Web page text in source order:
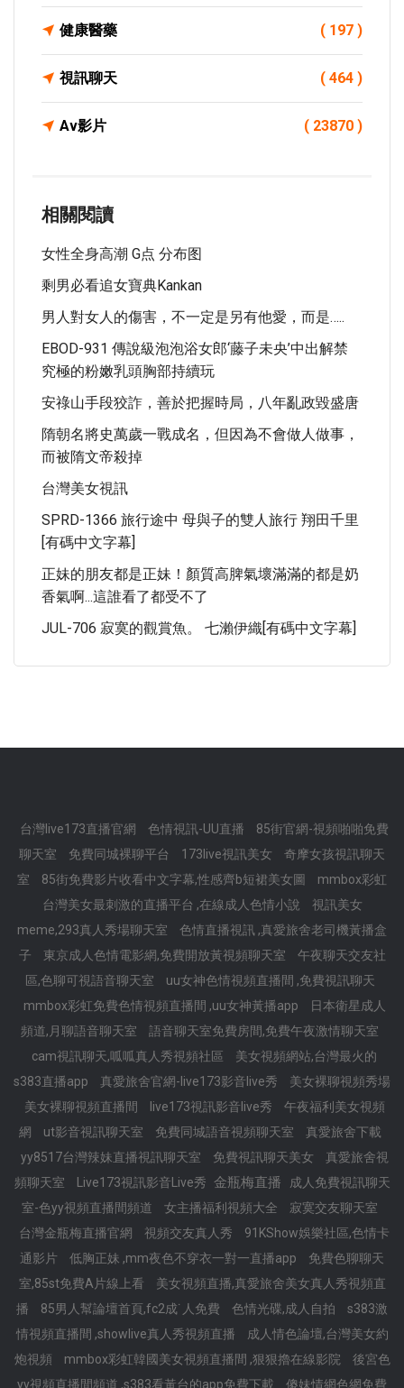
健康醫藥 ( 197 )
視訊聊天 ( 464 )
Av影片 ( 23870 )
相關閱讀
女性全身高潮 G点 分布图
剩男必看追女寶典kankan
男人對女人的傷害，不一定是另有他愛，而是…..
EBOD-931 傳說級泡泡浴女郎‘藤子未央’中出解禁
究極的粉嫩乳頭胸部持續玩
安祿山手段狡詐，善於把握時局，八年亂政毀盛唐
隋朝名將史萬歲一戰成名，但因為不會做人做事，
而被隋文帝殺掉
台灣美女視訊
SPRD-1366 旅行途中 母與子的雙人旅行 翔田千里
[有碼中文字幕]
正妹的朋友都是正妹！顏質高脾氣壞滿滿的都是奶
香氣啊...這誰看了都受不了
JUL-706 寂寞的觀賞魚。 七瀨伊織[有碼中文字幕]
台灣live173直播官網 色情視訊-UU直播
85街官網-視頻啪啪免費
聊天室
免費同城裸聊平台 173live視訊美女
奇摩女孩視訊聊天
室
85街免費影片收看中文字幕,性感齊b短裙美女圖
mmbox彩虹
台灣美女最刺激的直播平台 ,在線成人色情小說
視訊美女
meme,293真人秀場聊天室
色情直播視訊 ,真愛旅舍老司機黃播盒
子
東京成人色情電影網,免費開放黃視頻聊天室
午夜聊天交友社
區,色聊可視語音聊天室
uu女神色情視頻直播間 ,免費視訊聊天
mmbox彩虹免費色情視頻直播間 ,uu女神黃播app
日本衛星成人
頻道,月聊語音聊天室
語音聊天室免費房間,免費午夜激情聊天室
cam視訊聊天,呱呱真人秀視頻社區
美女視頻網站,台灣最火的
s383直播app
真愛旅舍官網-live173影音live秀
美女裸聊視頻秀場
美女裸聊視頻直播間
live173視訊影音live秀
午夜福利美女視頻
網
ut影音視訊聊天室 免費同城語音視頻聊天室
真愛旅舍下載
yy8517台灣辣妹直播視訊聊天室
免費視訊聊天美女
真愛旅舍視
頻聊天室
Live173視訊影音Live秀 金瓶梅直播
成人免費視訊聊天
室-色yy視頻直播間頻道
女主播福利視頻大全
寂寞交友聊天室
台灣金瓶梅直播官網
視頻交友真人秀
91KShow娛樂社區,色情卡
通影片
低胸正妹 ,mm夜色不穿衣一對一直播app
免費色聊聊天
室,85st免費A片線上看
美女視頻直播,真愛旅舍美女真人秀視頻直
播
85男人幫論壇首頁,fc2成˙人免費 色情光碟,成人自拍
s383激
情視頻直播間 ,showlive真人秀視頻直播
成人情色論壇,台灣美女約
炮視頻
mmbox彩虹韓國美女視頻直播間 ,狠狠擼在線影院
後宮色
yy視頻直播間頻道 ,s383看黃台的app免費下載
傻妹情網色網免費